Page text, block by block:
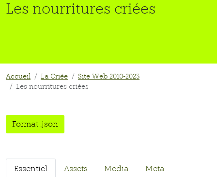
Les nourritures criées
Accueil La Criée
Site Web 2010-2023
Les nourritures criées
Format .json
Essentiel Assets Media Meta